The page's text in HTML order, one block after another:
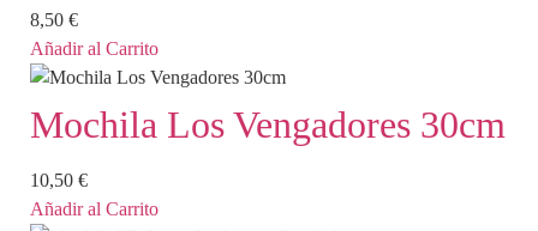
8,50 €
Añadir al Carrito
Mochila Los Vengadores 30cm
10,50 €
Añadir al Carrito